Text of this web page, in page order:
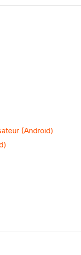
(Android)